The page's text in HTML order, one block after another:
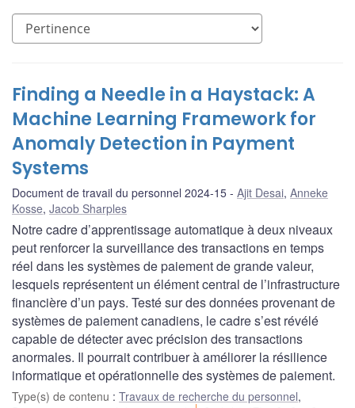
Finding a Needle in a Haystack: A
Machine Learning Framework for
Anomaly Detection in Payment
Systems
Document de travail du personnel 2024-15 Ajit Desai, Anneke
Kosse, Jacob Sharples
Notre cadre d’apprentissage automatique à deux niveaux
peut renforcer la surveillance des transactions en temps
réel dans les systèmes de paiement de grande valeur,
lesquels représentent un élément central de l’infrastructure
financière d’un pays. Testé sur des données provenant de
systèmes de paiement canadiens, le cadre s’est révélé
capable de détecter avec précision des transactions
anormales. Il pourrait contribuer à améliorer la résilience
informatique et opérationnelle des systèmes de paiement.
Type(s) de contenu : Travaux de recherche du personnel,